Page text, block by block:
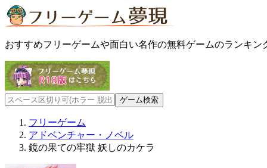
おすすめフリーゲームや面白い名作の無料ゲームのランキン
フリーゲーム
アドベンチャー・ノベル
鏡の果ての牢獄 妖しのカケラ